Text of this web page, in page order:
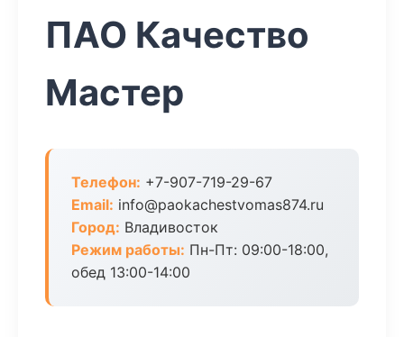
ПАО Качество
Мастер
Телефон: +7-907-719-29-67
Email: info@paokachestvomas874.ru
Город: Владивосток
Режим работы: Пн-Пт: 09:00-18:00,
обед 13:00-14:00